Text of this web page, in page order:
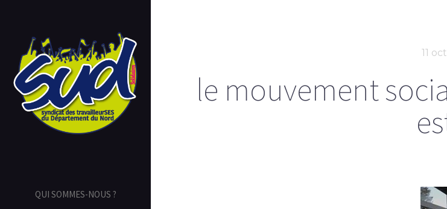
QUI SOMMES-NOUS ?
11
le mouvement